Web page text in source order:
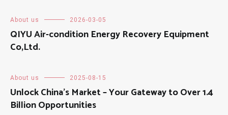
About us 2026-03-05
QIYU Air-condition Energy Recovery Equipment
Co,Ltd.
About us 2025-08-15
Unlock China’s Market – Your Gateway to Over 1.4
Billion Opportunities